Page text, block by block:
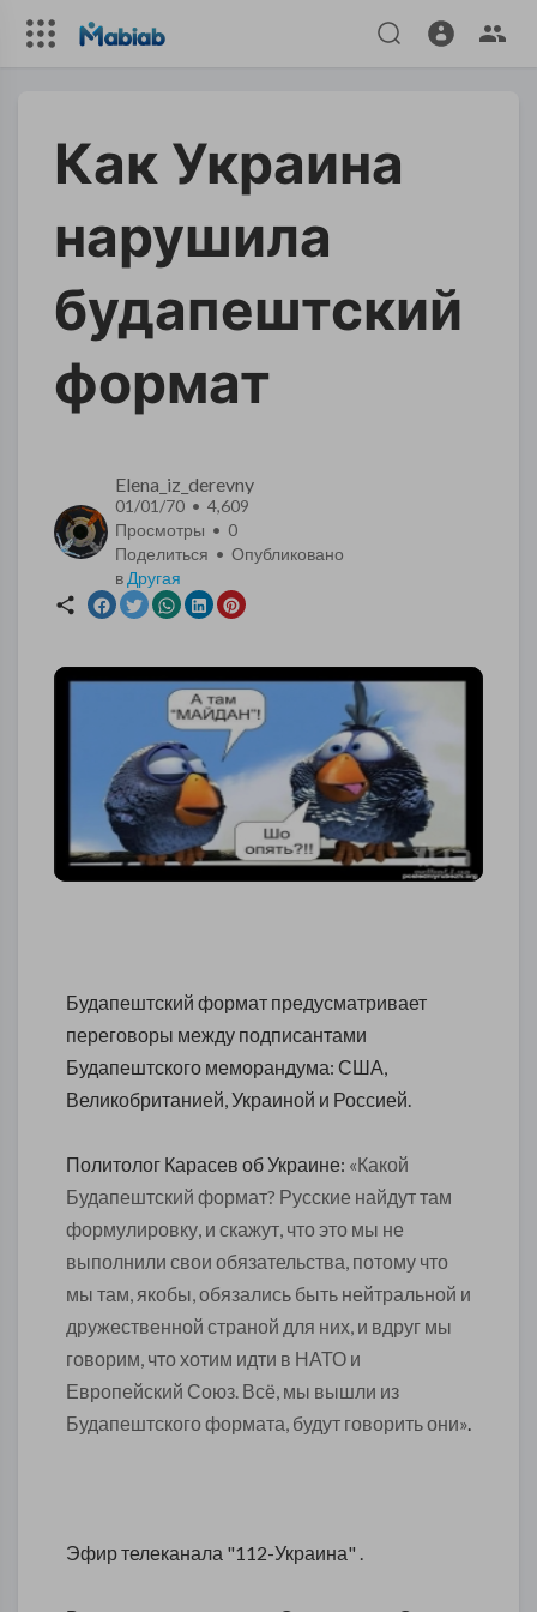
Как Украина
нарушила
будапештский
формат
Elena_iz_derevny
01/01/70 • 4,609
Просмотры • 0
Поделиться • Опубликовано
в Другая
Будапештский формат предусматривает
переговоры между подписантами
Будапештского меморандума: США,
Великобританией, Украиной и Россией.
Политолог Карасев об Украине: «Какой
Будапештский формат? Русские найдут там
формулировку, и скажут, что это мы не
выполнили свои обязательства, потому что
мы там, якобы, обязались быть нейтральной и
дружественной страной для них, и вдруг мы
говорим, что хотим идти в НАТО и
Европейский Союз. Всё, мы вышли из
Будапештского формата, будут говорить они».
Эфир телеканала "112-Украина" .